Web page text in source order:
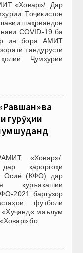
«Ховар»/. Дар
Тоҷикистон
шаҳрвандон
COVID-19 ба
ин бора АМИТ
тандурустӣ
Ҷумҳурии
ва
гурӯҳии
шуданд
«Ховар»/.
қароргоҳи
Осиё (КФО) дар
қуръакашии
2021 баргузор
футболи
«Хуҷанд« маълум
бо